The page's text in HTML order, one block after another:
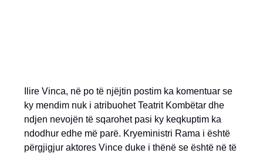
Ilire Vinca, në po të njëjtin postim ka komentuar se
ky mendim nuk i atribuohet Teatrit Kombëtar dhe
ndjen nevojën të sqarohet pasi ky keqkuptim ka
ndodhur edhe më parë. Kryeministri Rama i është
përgjigjur aktores Vince duke i thënë se është në të